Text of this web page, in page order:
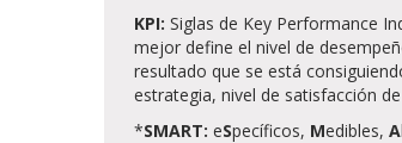
KPI: Siglas de Key Performance
mejor define el nivel de
resultado que se está
estrategia, nivel de satisfacción
*SMART: eSpecíficos, Medibles, A